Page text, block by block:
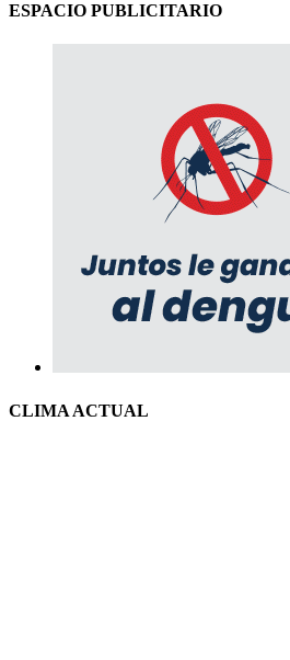
ESPACIO PUBLICITARIO
CLIMA ACTUAL